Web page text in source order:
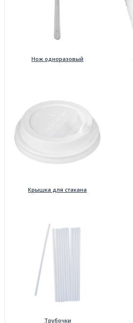
Нож одноразовый
Крышка для стакана
Трубочки